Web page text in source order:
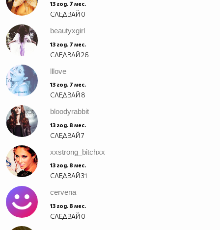
13 год. 7 мес.
СЛЕДВАЙ 0
beautyxgirl
13 год. 7 мес.
СЛЕДВАЙ26
lllove
13 год. 7 мес.
СЛЕДВАЙ 8
bloodyrabbit
13 год. 8 мес.
СЛЕДВАЙ7
xxstrong_bitchxx
13 год. 8 мес.
СЛЕДВАЙ31
cervena
13 год. 8 мес.
СЛЕДВАЙ 0